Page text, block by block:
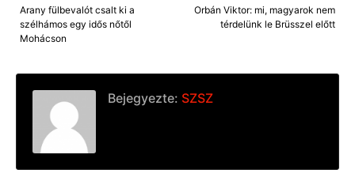
Orbán Viktor: mi, magyarok nem
térdelünk le Brüsszel előtt
Arany fülbevalót csalt ki a
szélhámos egy idős nőtől
Mohácson
Bejegyezte: SZSZ